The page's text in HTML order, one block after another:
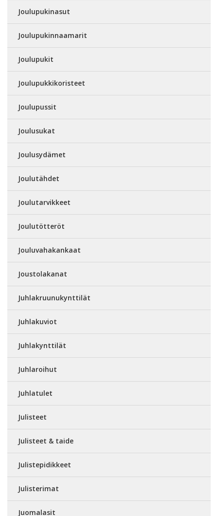
Joulupukinasut
Joulupukinnaamarit
Joulupukit
Joulupukkikoristeet
Joulupussit
Joulusukat
Joulusydämet
Joulutähdet
Joulutarvikkeet
Joulutötteröt
Jouluvahakankaat
Joustolakanat
Juhlakruunukynttilät
Juhlakuviot
Juhlakynttilät
Juhlaroihut
Juhlatulet
Julisteet
Julisteet & taide
Julistepidikkeet
Julisterimat
Juomalasit